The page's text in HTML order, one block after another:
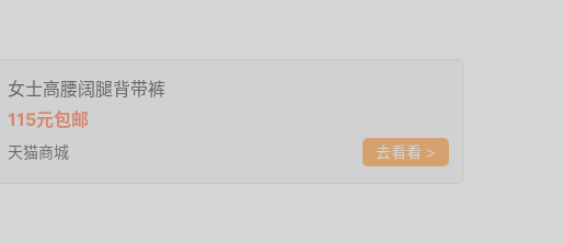
女士高腰阔腿背带裤
115元包邮
天猫商城 >